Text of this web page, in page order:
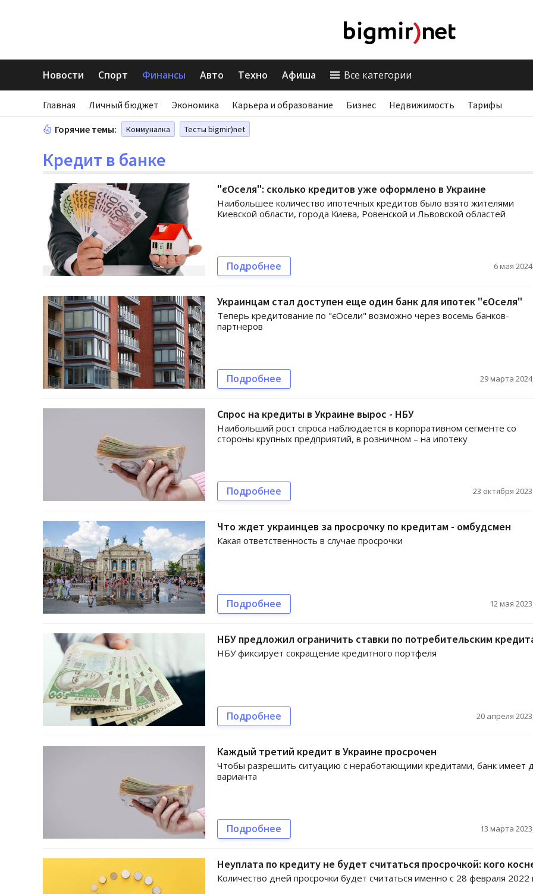
Новости Спорт Финансы Авто Техно Афиша Все категории
Главная Личный бюджет Экономика Карьера и образование Бизнес Недвижимость Тарифы
Горячие темы: Коммуналка Тесты bigmir)net
Кредит в банке
"єОселя": сколько кредитов уже оформлено в Украине
Наибольшее количество ипотечных кредитов было взято жителями
Киевской области, города Киева, Ровенской и Львовской областей
Подробнее 6 мая
Украинцам стал доступен еще один банк для ипотек "єОселя"
Теперь кредитование по "єОсели" возможно через восемь банков-
партнеров
Подробнее 29 марта
Спрос на кредиты в Украине вырос - НБУ
Наибольший рост спроса наблюдается в корпоративном сегменте со
стороны крупных предприятий, в розничном – на ипотеку
Подробнее 23 октября
Что ждет украинцев за просрочку по кредитам - омбудсмен
Какая ответственность в случае просрочки
Подробнее 12 мая
НБУ предложил ограничить ставки по потребительским
НБУ фиксирует сокращение кредитного портфеля
Подробнее 20 апреля
Каждый третий кредит в Украине просрочен
Чтобы разрешить ситуацию с неработающими кредитами, банк имеет
варианта
Подробнее 13 марта
Неуплата по кредиту не будет считаться просрочкой: кого
Количество дней просрочки будет считаться именно с 28 февраля 2022